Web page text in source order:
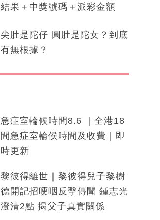
結果＋中獎號碼＋派彩金額
尖肚是陀仔 圓肚是陀女？到底
有無根據？
急症室輪候時間8.6 ｜全港18
間急症室輪侯時間及收費｜即
時更新
黎彼得離世｜黎彼得兒子黎樹
德開記招哽咽反擊傳聞 鍾志光
澄清2點 揭父子真實關係